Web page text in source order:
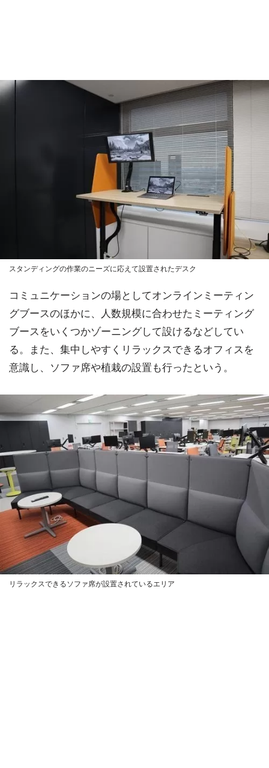
スタンディングの作業のニーズに応えて設置されたデスク
コミュニケーションの場としてオンラインミーティン
グブースのほかに、人数規模に合わせたミーティング
ブースをいくつかゾーニングして設けるなどしてい
る。また、集中しやすくリラックスできるオフィスを
意識し、ソファ席や植栽の設置も行ったという。
リラックスできるソファ席が設置されているエリア